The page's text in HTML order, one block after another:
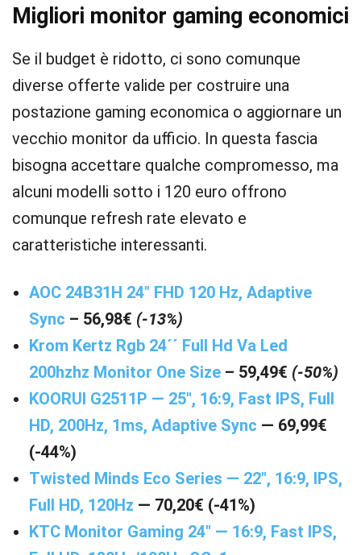
Migliori monitor gaming economici
Se il budget è ridotto, ci sono comunque
diverse offerte valide per costruire una
postazione gaming economica o aggiornare un
vecchio monitor da ufficio. In questa fascia
bisogna accettare qualche compromesso, ma
alcuni modelli sotto i 120 euro offrono
comunque refresh rate elevato e
caratteristiche interessanti.
AOC 24B31H 24″ FHD 120 Hz, Adaptive
Sync – 56,98€ (-13%)
Krom Kertz Rgb 24´´ Full Hd Va Led
200hzhz Monitor One Size – 59,49€ (-50%)
KOORUI G2511P — 25″, 16:9, Fast IPS, Full
HD, 200Hz, 1ms, Adaptive Sync — 69,99€
(-44%)
Twisted Minds Eco Series — 22″, 16:9, IPS,
Full HD, 120Hz — 70,20€ (-41%)
KTC Monitor Gaming 24″ — 16:9, Fast IPS,